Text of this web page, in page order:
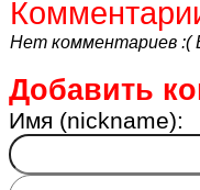
Нет комментариев
Добавить
Имя (nickname):